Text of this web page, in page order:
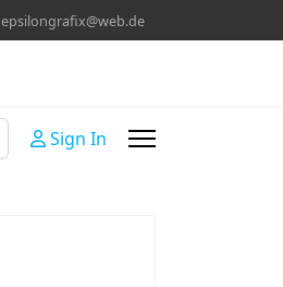
epsilongrafix@web.de
Sign In